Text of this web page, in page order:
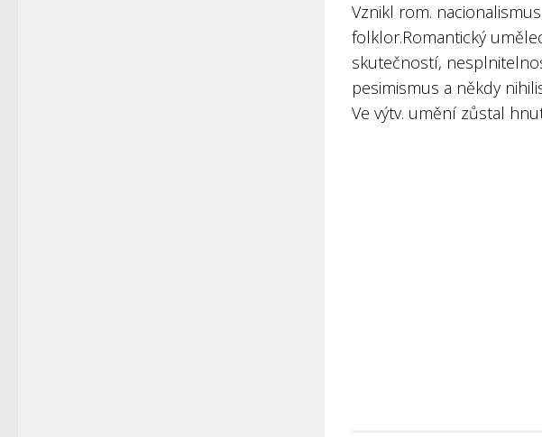
Vznikl rom.
folklor.Romantický
skutečností,
pesimismus a někdy
Ve výtv. umění zůstal